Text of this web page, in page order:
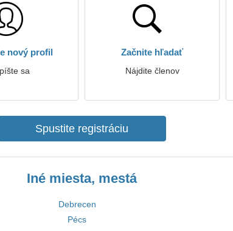
nový profil
sa
Začnite hľadať
Nájdite členov
Spustite registráciu
Iné miesta, mestá
Debrecen
Pécs